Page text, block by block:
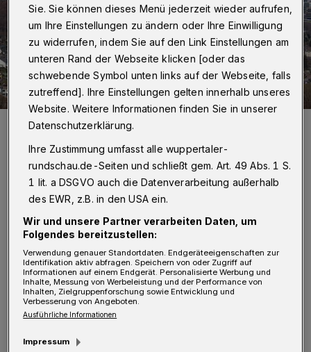
Blick vom Rigi Kulm auf Wuppertal.
I
ch mag Wuppertal. Wenn mich Menschen
im Urlaub fragen, aus welcher Stadt ich
komme, antworte ich meist: „Aus der für
mich schönsten Stadt Deutschlands:
Wuppertal.“ Diese Antwort sorgt oft für
Sie. Sie können dieses Menü jederzeit wieder aufrufen,
um Ihre Einstellungen zu ändern oder Ihre Einwilligung
zu widerrufen, indem Sie auf den Link Einstellungen am
unteren Rand der Webseite klicken [oder das
schwebende Symbol unten links auf der Webseite, falls
zutreffend]. Ihre Einstellungen gelten innerhalb unseres
Website. Weitere Informationen finden Sie in unserer
Datenschutzerklärung.
Ihre Zustimmung umfasst alle wuppertaler-
rundschau.de-Seiten und schließt gem. Art. 49 Abs. 1 S.
1 lit. a DSGVO auch die Datenverarbeitung außerhalb
des EWR, z.B. in den USA ein.
Wir und unsere Partner verarbeiten Daten, um
Folgendes bereitzustellen:
Verwendung genauer Standortdaten. Endgeräteeigenschaften zur
Identifikation aktiv abfragen. Speichern von oder Zugriff auf
Informationen auf einem Endgerät. Personalisierte Werbung und
Inhalte, Messung von Werbeleistung und der Performance von
Inhalten, Zielgruppenforschung sowie Entwicklung und
Verbesserung von Angeboten.
Ausführliche Informationen
Impressum